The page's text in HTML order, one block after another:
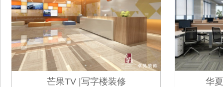
芒果TV |写字楼装修 华